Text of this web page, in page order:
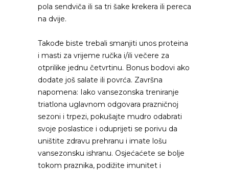
pola sendviča ili sa tri šake krekera ili pereca
na dvije.
Takođe biste trebali smanjiti unos proteina
i masti za vrijeme ručka i/ili večere za
otprilike jednu četvrtinu. Bonus bodovi ako
dodate još salate ili povrća. Završna
napomena: Iako vansezonska treniranje
triatlona uglavnom odgovara prazničnoj
sezoni i trpezi, pokušajte mudro odabrati
svoje poslastice i oduprijeti se porivu da
uništite zdravu prehranu i imate lošu
vansezonsku ishranu. Osjećaćete se bolje
tokom praznika, podižite imunitet i